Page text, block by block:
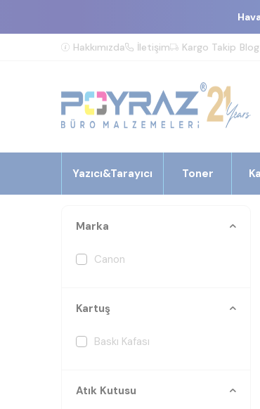
Hakkımızda İletişim Kargo Takip Blog
Yazıcı&Tarayıcı Toner
Marka
Canon
Kartuş
Baskı Kafası
Atık Kutusu